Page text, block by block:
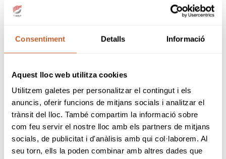
Consentiment Detalls Informació
Aquest lloc web utilitza cookies
Utilitzem galetes per personalitzar el contingut i els
anuncis, oferir funcions de mitjans socials i analitzar el
trànsit del lloc. També compartim la informació sobre
com feu servir el nostre lloc amb els partners de mitjans
socials, de publicitat i d'anàlisis amb qui col·laborem. Al
seu torn, ells la poden combinar amb altres dades que
L'edició delCircuit Nacional 5a Categoria
2023ja es en marxa amb un total de
15 PROVES!
CONSULTA EL CALENDARI AQUÍ!
Circuit orientat a tots els jugadors de 5a
categoria amb handicaps compresos entre
26,5i36,0